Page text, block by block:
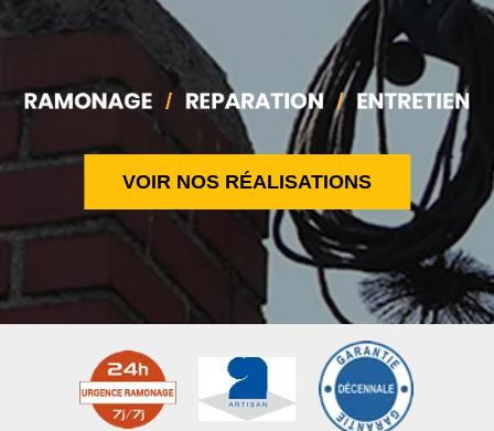
VOIR NOS RÉALISATIONS